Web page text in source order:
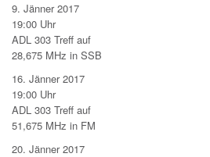
9. Jänner 2017
19:00 Uhr
ADL 303 Treff auf
28,675 MHz in SSB
16. Jänner 2017
19:00 Uhr
ADL 303 Treff auf
51,675 MHz in FM
20. Jänner 2017